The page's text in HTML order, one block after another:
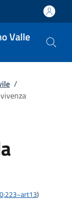
Valle
/
)